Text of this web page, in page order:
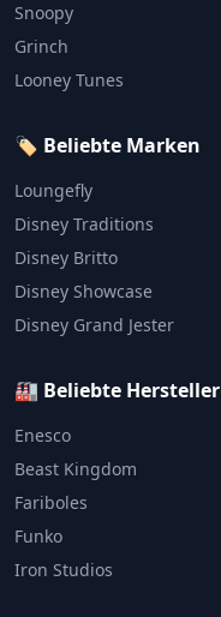
Snoopy
Grinch
Looney Tunes
🏷️ Beliebte Marken
Loungefly
Disney Traditions
Disney Britto
Disney Showcase
Disney Grand Jester
🏭 Beliebte Hersteller
Enesco
Beast Kingdom
Fariboles
Funko
Iron Studios